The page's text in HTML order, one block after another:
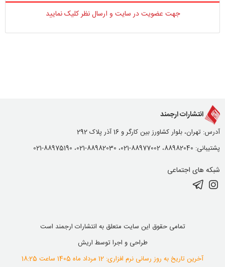
جهت عضویت در سایت و ارسال نظر کلیک نمایید
انتشارات ارجمند
آدرس: تهران، بلوار کشاورز بین کارگر و 16 آذر پلاک 292
پشتیبانی: 88982040، 88977002-021، 88982030-021، 88975190-021
شبکه های اجتماعی
تمامی حقوق این سایت متعلق به انتشارات ارجمند است
طراحی و اجرا توسط اریش
آخرین تاریخ به روز رسانی نرم افزاری: 12 مرداد ماه 1405 ساعت 18:25